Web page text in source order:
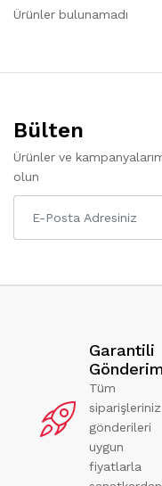
Ürünler bulunamadı
Bülten
Ürünler ve
olun
Garantili
Gönderim
Tüm
siparişleriniz
gönderileri
uygun
fiyatlarla